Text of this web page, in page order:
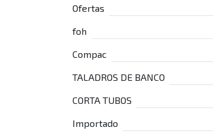
Ofertas
foh
Compac
TALADROS DE BANCO
CORTA TUBOS
Importado